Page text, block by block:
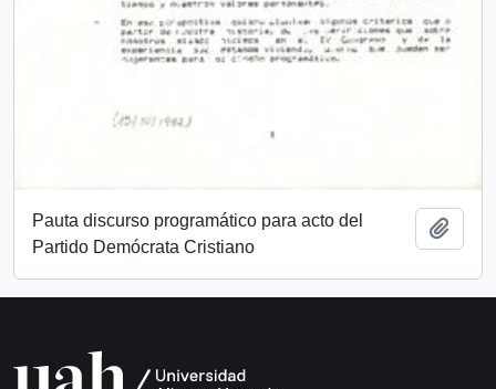
Pauta discurso programático para acto del
Partido Demócrata Cristiano